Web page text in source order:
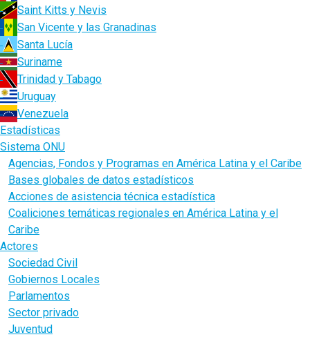
Saint Kitts y Nevis
San Vicente y las Granadinas
Santa Lucía
Suriname
Trinidad y Tabago
Uruguay
Venezuela
Estadísticas
Sistema ONU
Agencias, Fondos y Programas en América Latina y el Caribe
Bases globales de datos estadísticos
Acciones de asistencia técnica estadística
Coaliciones temáticas regionales en América Latina y el
Caribe
Actores
Sociedad Civil
Gobiernos Locales
Parlamentos
Sector privado
Juventud